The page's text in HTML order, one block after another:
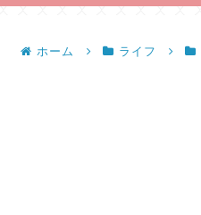
ホーム ライフ